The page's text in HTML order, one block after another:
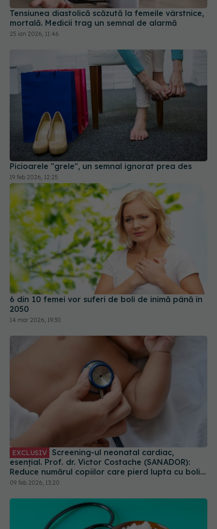
Picioarele "grele", un semnal ignorat prea des
19 feb 2026, 12:25
6 din 10 femei vor suferi de boli de inimă până în
2050
14 mar 2026, 19:30
EXCLUSIV
esențial. Prof. dr. Victor Costache (SANADOR):
Reduce numărul copiilor care pierd lupta cu bolile